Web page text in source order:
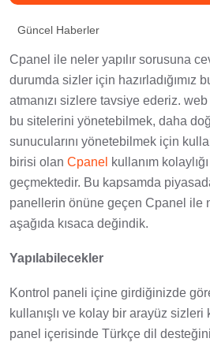
Güncel Haberler
Cpanel ile neler yapılır sorusuna
durumda sizler için hazırladığımız
atmanızı sizlere tavsiye ederiz.
bu sitelerini yönetebilmek, daha
sunucularını yönetebilmek için
birisi olan Cpanel kullanım
geçmektedir. Bu kapsamda
panellerin önüne geçen Cpanel ile
aşağıda kısaca değindik.
Yapılabilecekler
Kontrol paneli içine girdiğinizde
kullanışlı ve kolay bir arayüz sizleri
panel içerisinde Türkçe dil